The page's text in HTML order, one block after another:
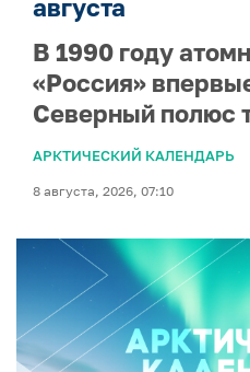
августа
В 1990 году
«Россия»
Северный полюс
АРКТИЧЕСКИЙ КАЛЕНДАРЬ
8 августа, 2026, 07:10